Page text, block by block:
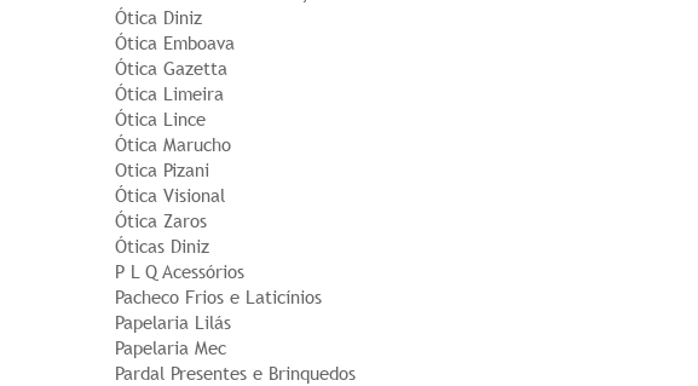
Ótica Diniz
Ótica Emboava
Ótica Gazetta
Ótica Limeira
Ótica Lince
Ótica Marucho
Otica Pizani
Ótica Visional
Ótica Zaros
Óticas Diniz
P L Q Acessórios
Pacheco Frios e Laticínios
Papelaria Lilás
Papelaria Mec
Pardal Presentes e Brinquedos